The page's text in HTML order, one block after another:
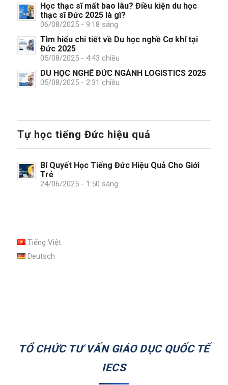
Học thạc sĩ mất bao lâu? Điều kiện du học
thạc sĩ Đức 2025 là gì?
06/08/2025 - 9:18 sáng
Tìm hiểu chi tiết về Du học nghề Cơ khí tại
Đức 2025
05/08/2025 - 4:43 chiều
DU HỌC NGHỀ ĐỨC NGÀNH LOGISTICS 2025
05/08/2025 - 2:31 chiều
Tự học tiếng Đức hiệu quả
Bí Quyết Học Tiếng Đức Hiệu Quả Cho Giới
Trẻ
24/06/2025 - 1:50 sáng
Tiếng Việt
Deutsch
TỔ CHỨC TƯ VẤN GIÁO DỤC QUỐC TẾ
IECS